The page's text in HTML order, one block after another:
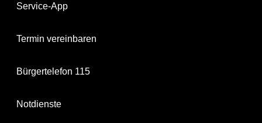
Service-App
Termin vereinbaren
Bürgertelefon 115
Notdienste